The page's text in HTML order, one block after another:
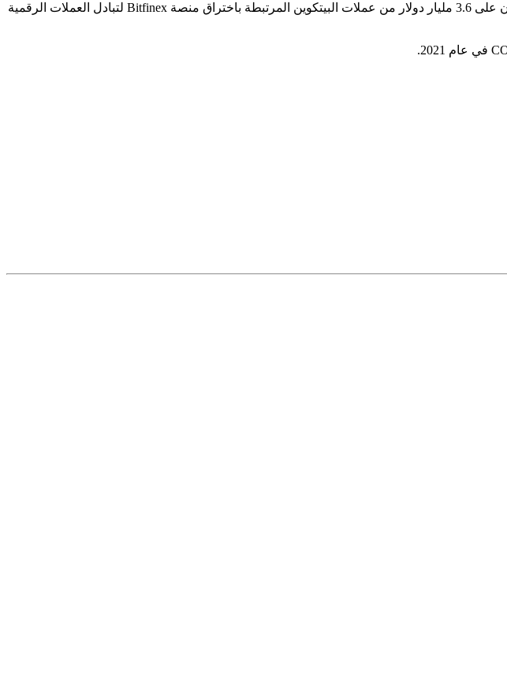
قالت وزارة العدل الأمريكية إنها كشفت النقاب عن أكبر سرقة لعملة رقمية على الإطلاق، حيث استولى زوجان على 3.6 مليار دولار من عملات البيتكوين المرتبطة باختراق منصة Bitfinex لتبادل العملات الرقمية